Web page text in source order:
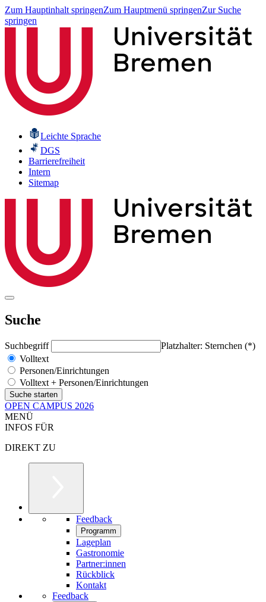
Zum Hauptinhalt springenZum Hauptmenü springenZur Suche
springen
Leichte Sprache
DGS
Barrierefreiheit
Intern
Sitemap
Suche
Suchbegriff
Platzhalter: Sternchen (*)
Volltext
Personen/Einrichtungen
Volltext + Personen/Einrichtungen
OPEN CAMPUS 2026
MENÜ
INFOS FÜR
DIREKT ZU
Feedback
Programm
Lageplan
Gastronomie
Partner:innen
Rückblick
Kontakt
Feedback